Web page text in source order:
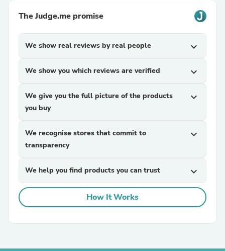
The Judge.me promise
We show real reviews by real people expand_more
We show you which reviews are verified expand_more
We give you the full picture of the products
you buy
expand_more
We recognise stores that commit to
transparency
expand_more
We help you find products you can trust expand_more
How It Works